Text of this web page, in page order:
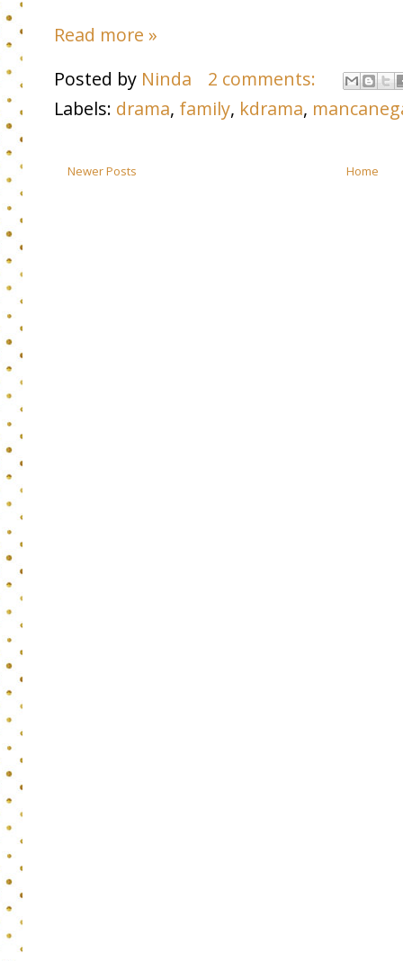
Read more »
Posted by Ninda
2 comments:
Labels: drama, family, kdrama,
Newer Posts Home